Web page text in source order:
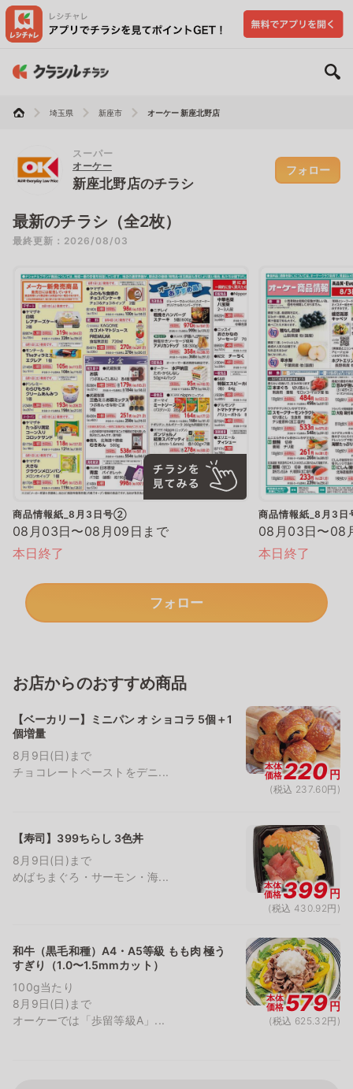
埼玉県 新座市 オーケー 新座北野店
スーパー
オーケー
新座北野店のチラシ
フォロー
最新のチラシ（全2枚）
最終更新：2026/08/03
商品情報紙_8月3日号②
08月03日〜08月09日まで
本日終了
商品情報紙_8月3
08月03日〜08
本日終了
フォロー
お店からのおすすめ商品
【ベーカリー】ミニパン オ ショコラ 5個＋1
個増量
8月9日(日)まで
チョコレートペーストをデニ...
本体
価格220円
(税込 237.60円)
【寿司】399ちらし 3色丼
8月9日(日)まで
めばちまぐろ・サーモン・海...
本体
価格399円
(税込 430.92円)
和牛（黒毛和種）A4・A5等級 もも肉 極う
すぎり（1.0〜1.5mmカット）
100g当たり
8月9日(日)まで
オーケーでは「歩留等級A」...
本体
価格579円
(税込 625.32円)